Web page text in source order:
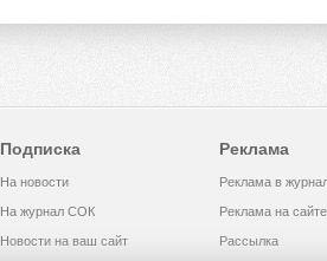
Подписка
На новости
На журнал СОК
Новости на ваш сайт
Реклама
Реклама в
Реклама на сайте
Рассылка